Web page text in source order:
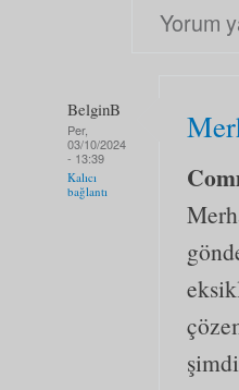
Yorum
BelginB
Per,
03/10/2024
- 13:39
Kalıcı
bağlantı